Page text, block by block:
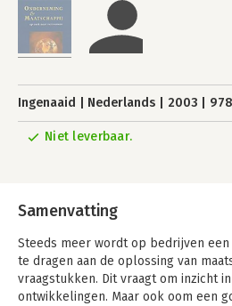
Ingenaaid Nederlands 2003
Niet leverbaar.
Samenvatting
Steeds meer wordt op bedrijven
te dragen aan de oplossing van
vraagstukken. Dit vraagt om inzicht
ontwikkelingen. Maar ook oom een